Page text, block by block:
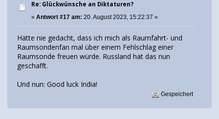
Re: Glückwünsche an Diktaturen?
« Antwort #17 am: 20. August 2023, 15:22:37 »
Hätte nie gedacht, dass ich mich als Raumfahrt- und
Raumsondenfan mal über einem Fehlschlag einer
Raumsonde freuen würde. Russland hat das nun
geschafft.
Und nun: Good luck India!
Gespeichert